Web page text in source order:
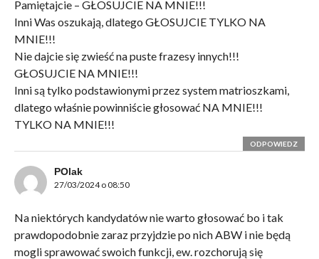
Pamiętajcie – GŁOSUJCIE NA MNIE!!!
Inni Was oszukają, dlatego GŁOSUJCIE TYLKO NA
MNIE!!!
Nie dajcie się zwieść na puste frazesy innych!!!
GŁOSUJCIE NA MNIE!!!
Inni są tylko podstawionymi przez system matrioszkami,
dlatego właśnie powinniście głosować NA MNIE!!!
TYLKO NA MNIE!!!
ODPOWIEDZ
POlak
27/03/2024 o 08:50
Na niektórych kandydatów nie warto głosować bo i tak
prawdopodobnie zaraz przyjdzie po nich ABW i nie będą
mogli sprawować swoich funkcji, ew. rozchorują się